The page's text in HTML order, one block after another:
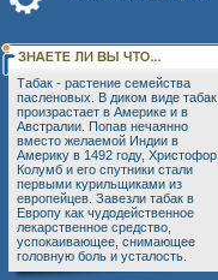
Табак - растение семейства
пасленовых. В диком виде табак
произрастает в Америке и в
Австралии. Попав нечаянно
вместо желаемой Индии в
Америку в 1492 году, Христофор
Колумб и его спутники стали
первыми курильщиками из
европейцев. Завезли табак в
Европу как чудодейственное
лекарственное средство,
успокаивающее, снимающее
головную боль и усталость.